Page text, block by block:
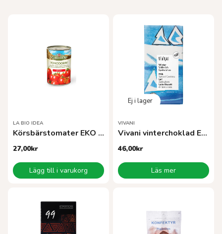
LA BIO IDEA
Körsbärstomater EKO 400 g
27,00kr
Lägg till i varukorg
VIVANI
Vivani vinterchoklad EKO 100 g
46,00kr
Läs mer